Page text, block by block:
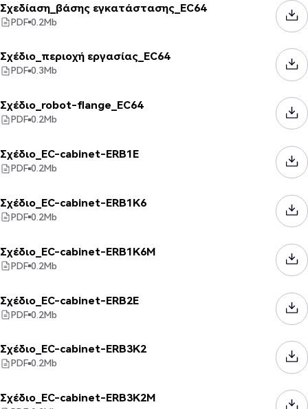
Σχεδίαση_βάσης εγκατάστασης_EC64
PDF 0.2Mb
Σχέδιο_περιοχή εργασίας_EC64
PDF 0.3Mb
Σχέδιο_robot-flange_EC64
PDF 0.2Mb
Σχέδιο_EC-cabinet-ERB1E
PDF 0.2Mb
Σχέδιο_EC-cabinet-ERB1K6
PDF 0.2Mb
Σχέδιο_EC-cabinet-ERB1K6M
PDF 0.2Mb
Σχέδιο_EC-cabinet-ERB2E
PDF 0.2Mb
Σχέδιο_EC-cabinet-ERB3K2
PDF 0.2Mb
Σχέδιο_EC-cabinet-ERB3K2M